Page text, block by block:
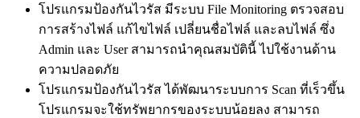
โปรแกรมป้องกันไวรัส มีระบบ File Monitoring ตรวจสอบ
การสร้างไฟล์ แก้ไขไฟล์ เปลี่ยนชื่อไฟล์ และลบไฟล์ ซึ่ง
Admin และ User สามารถนำคุณสมบัตินี้ ไปใช้งานด้าน
ความปลอดภัย
โปรแกรมป้องกันไวรัส ได้พัฒนาระบบการ Scan ที่เร็วขึ้น
โปรแกรมจะใช้ทรัพยากรของระบบน้อยลง สามารถ